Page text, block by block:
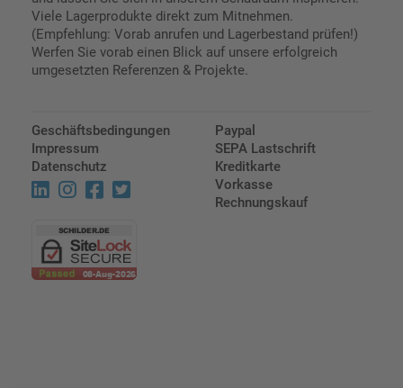
Viele Lagerprodukte direkt zum Mitnehmen.
(Empfehlung: Vorab anrufen und Lagerbestand prüfen!)
Werfen Sie vorab einen Blick auf unsere erfolgreich
umgesetzten Referenzen & Projekte.
Geschäftsbedingungen
Impressum
Datenschutz
Paypal
SEPA Lastschrift
Kreditkarte
Vorkasse
Rechnungskauf